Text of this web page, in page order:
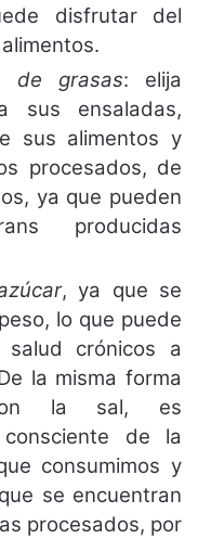
disfrutar del
de grasas: elija
sus ensaladas,
sus alimentos y
procesados, de
ya que pueden
producidas
, ya que se
lo que puede
crónicos a
la misma forma
la sal, es
de la
consumimos y
se encuentran
procesados, por